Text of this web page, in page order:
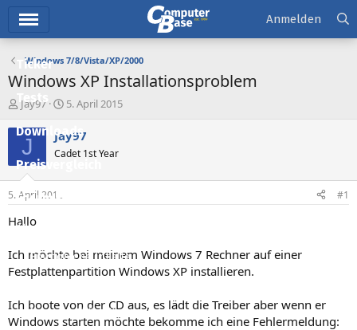
Ticker
Tests
Downloads
Preisvergleich
Forum
Aktuelles
Empfohlene Inhalte
Neueste Aktivitäten
Anmelden
Windows 7/8/Vista/XP/2000
Windows XP Installationsproblem
E
s
e
l
e
r
Jay97
E
s
t
e
t
5. April 2015
J Jay97
Cadet 1st Year
5. April 2015 #1
Hallo
Ich möchte bei meinem Windows 7 Rechner auf einer
Festplattenpartition Windows XP installieren.
Ich boote von der CD aus, es lädt die Treiber aber wenn er
Windows starten möchte bekomme ich eine Fehlermeldung: